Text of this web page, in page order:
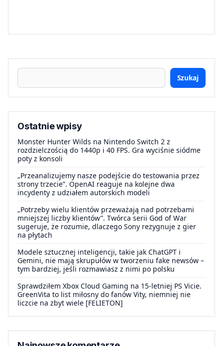
Szukaj
Ostatnie wpisy
Monster Hunter Wilds na Nintendo Switch 2 z
rozdzielczością do 1440p i 40 FPS. Gra wyciśnie siódme
poty z konsoli
„Przeanalizujemy nasze podejście do testowania przez
strony trzecie”. OpenAI reaguje na kolejne dwa
incydenty z udziałem autorskich modeli
„Potrzeby wielu klientów przeważają nad potrzebami
mniejszej liczby klientów”. Twórca serii God of War
sugeruje, że rozumie, dlaczego Sony rezygnuje z gier
na płytach
Modele sztucznej inteligencji, takie jak ChatGPT i
Gemini, nie mają skrupułów w tworzeniu fake newsów –
tym bardziej, jeśli rozmawiasz z nimi po polsku
Sprawdziłem Xbox Cloud Gaming na 15-letniej PS Vicie.
GreenVita to list miłosny do fanów Vity, niemniej nie
liczcie na zbyt wiele [FELIETON]